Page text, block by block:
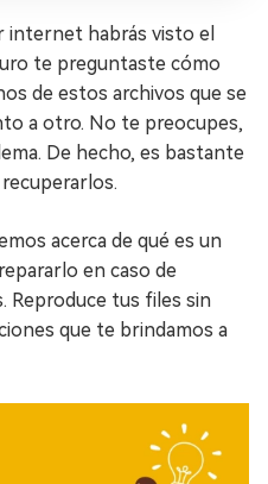
internet habrás visto el
te preguntaste cómo
de estos archivos que se
a otro. No te preocupes,
De hecho, es bastante
acerca de qué es un
en caso de
Reproduce tus files sin
que te brindamos a